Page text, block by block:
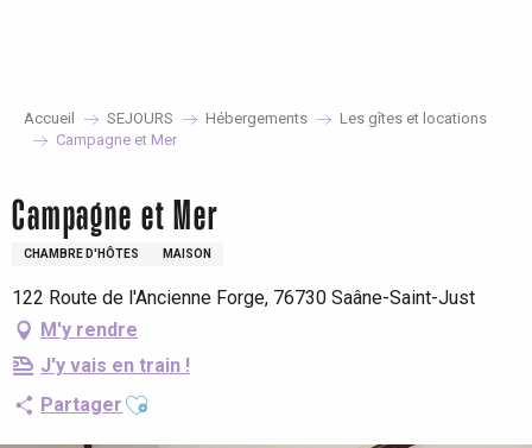
Accueil SEJOURS Hébergements
Les gîtes et locations
Campagne et Mer
Campagne et Mer
CHAMBRE D'HÔTES MAISON
122 Route de l'Ancienne Forge, 76730 Saâne-Saint-Just
M'y rendre
J'y vais en train !
Partager Ajouter aux favoris